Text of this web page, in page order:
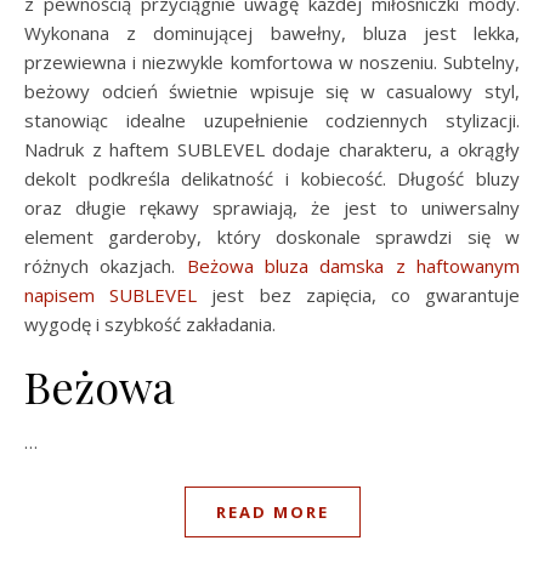
Wykonana z dominującej bawełny, bluza jest lekka,
przewiewna i niezwykle komfortowa w noszeniu. Subtelny,
beżowy odcień świetnie wpisuje się w casualowy styl,
stanowiąc idealne uzupełnienie codziennych stylizacji.
Nadruk z haftem SUBLEVEL dodaje charakteru, a okrągły
dekolt podkreśla delikatność i kobiecość. Długość bluzy
oraz długie rękawy sprawiają, że jest to uniwersalny
element garderoby, który doskonale sprawdzi się w
różnych okazjach. Beżowa bluza damska z haftowanym
napisem SUBLEVEL jest bez zapięcia, co gwarantuje
wygodę i szybkość zakładania.
Beżowa
…
READ MORE